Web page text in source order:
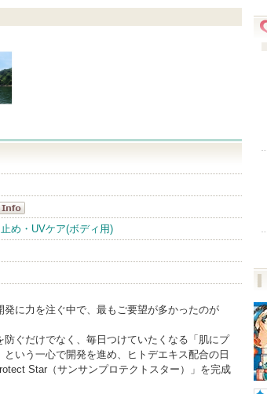
リー
止め・UVケア(ボディ用)
発に力を注ぐ中で、最もご要望が多かったのが
防ぐだけでなく、毎日つけていたくなる「肌にプ
いう一心で開発を進め、ヒトデエキス配合の日
Star（サンサンプロテクトスター）」を完成